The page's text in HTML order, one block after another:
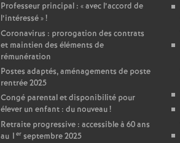
Professeur principal : «avec l’accord de
l’intéressé»!
Coronavirus : prorogation des contrats
et maintien des éléments de
rémunération
Postes adaptés, aménagements de poste
rentrée 2025
Congé parental et disponibilité pour
élever un enfant : du nouveau!
Retraite progressive : accessible à 60 ans
au 1 er septembre 2025